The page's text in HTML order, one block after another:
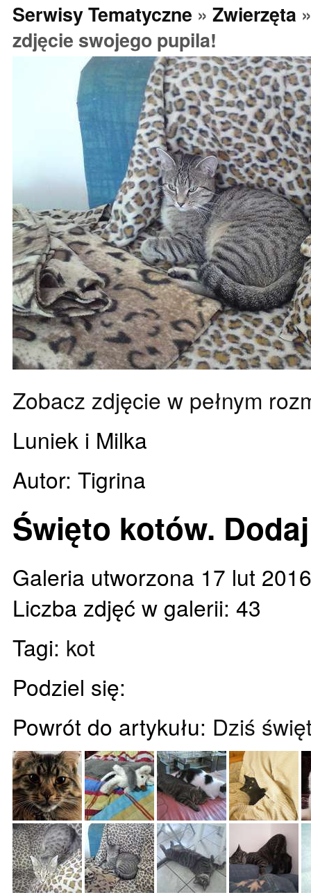
Serwisy Tematyczne » Zwierzęta
zdjęcie swojego pupila!
Zobacz zdjęcie w pełnym
Luniek i Milka
Autor: Tigrina
Święto kotów.
Galeria utworzona 17 lut
Liczba zdjęć w galerii: 43
Tagi: kot
Podziel się:
Powrót do artykułu: Dziś